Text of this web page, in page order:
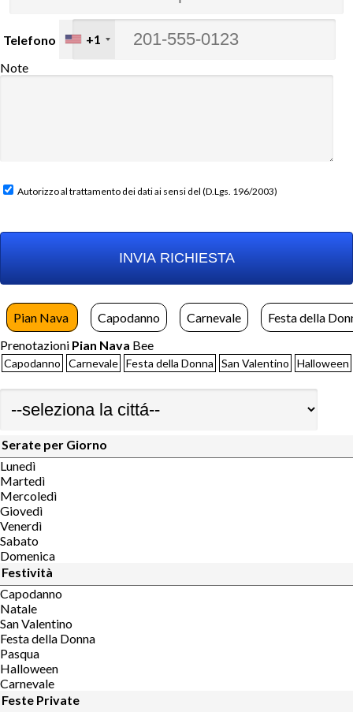
Telefono
+1
Note
Autorizzo al trattamento dei dati ai sensi del (D.Lgs. 196/2003)
Pian Nava Capodanno Carnevale
Festa della
Prenotazioni Pian Nava Bee
Capodanno Carnevale Festa della Donna San Valentino Halloween
Serate per Giorno
Lunedì
Martedì
Mercoledì
Giovedì
Venerdì
Sabato
Domenica
Festività
Capodanno
Natale
San Valentino
Festa della Donna
Pasqua
Halloween
Carnevale
Feste Private